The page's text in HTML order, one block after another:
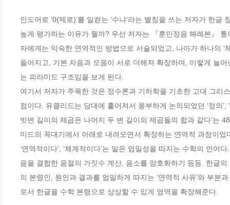
인도어로 ‘0(제로)’를 일컫는 ‘수냐’라는 별칭을 쓰는 저자가 한
높게 평가하는 이유가 뭘까? 우선 저자는 『훈민정음 해례본』
자에게는 익숙한 연역적인 방법으로 서술되었고, 나아가 하나의 ‘
들어지고, 기본 자음과 모음이 서로 더해져 확장하며, 이렇게 늘
는 피라미드 구조임을 보게 된다.
여기서 저자가 주목한 것은 정수론과 기하학을 기초한 고대 그리
점이다. 유클리드는 당대에 흩어져서 풍부하게 논의되었던 ‘정의
빗변 길이의 제곱은 나머지 두 변 길이의 제곱들의 합과 같다’는
미드의 꼭대기에서 아래로 내려오면서 확장하는 연역적 과정이었
‘연역적이다’, ‘체계적이다’는 말은 엄밀성을 따지는 수학의 언
음을 결합한 음절의 가짓수 계산, 음소를 암호화하기 등등. 한글
의 본령인, 원인과 결과를 엄밀하게 따지는 ‘연역적 사유’와 부분
로서 한글을 수학 본령으로 상상할 수 있게 영역을 확장해준다.